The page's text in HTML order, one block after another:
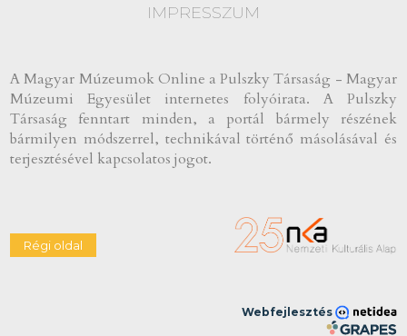
IMPRESSZUM
A Magyar Múzeumok Online a Pulszky Társaság - Magyar
Múzeumi Egyesület internetes folyóirata. A Pulszky
Társaság fenntart minden, a portál bármely részének
bármilyen módszerrel, technikával történő másolásával és
terjesztésével kapcsolatos jogot.
Webfejlesztés